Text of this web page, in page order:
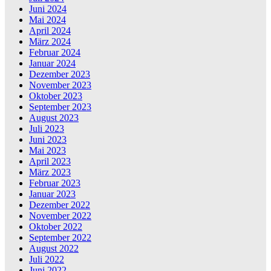
Juni 2024
Mai 2024
April 2024
März 2024
Februar 2024
Januar 2024
Dezember 2023
November 2023
Oktober 2023
September 2023
August 2023
Juli 2023
Juni 2023
Mai 2023
April 2023
März 2023
Februar 2023
Januar 2023
Dezember 2022
November 2022
Oktober 2022
September 2022
August 2022
Juli 2022